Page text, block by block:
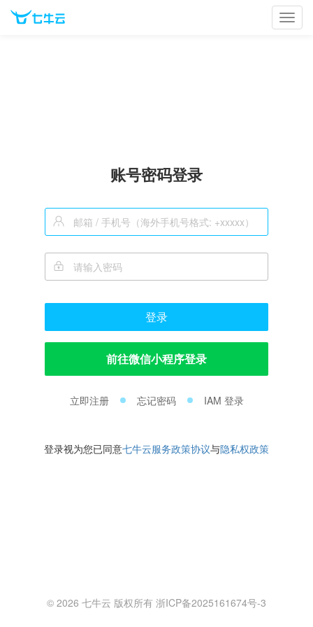
账号密码登录
登录
前往微信小程序登录
立即注册 忘记密码 IAM 登录
登录视为您已同意七牛云服务政策协议与隐私权政策
© 2026 七牛云 版权所有 浙ICP备2025161674号-3